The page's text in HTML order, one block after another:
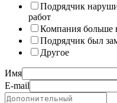
Подрядчик
работ
Компания больше
Подрядчик был
Другое
Имя
E-mail